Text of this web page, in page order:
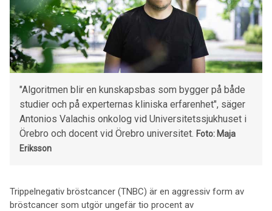
"Algoritmen blir en kunskapsbas som bygger på både
studier och på experternas kliniska erfarenhet", säger
Antonios Valachis onkolog vid Universitetssjukhuset i
Örebro och docent vid Örebro universitet. Foto: Maja
Eriksson
Trippelnegativ bröstcancer (TNBC) är en aggressiv form av
bröstcancer som utgör ungefär tio procent av